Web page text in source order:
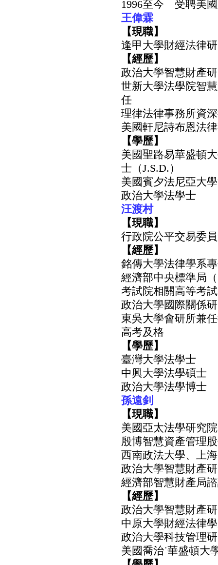
1996至今 受聘美
王偉霖
【現職】
逢甲大學財經法律
【經歷】
政治大學智慧財產
世新大學法學院智
任
理律法律事務所資
美國軒尼詩布恩法
【學歷】
美國聖路易華盛頓
士（J.S.D.）
美國賓夕法尼亞大
政治大學法學士
汪渡村
【現職】
行政院公平交易委
【經歷】
銘傳大學法律學系
經濟部中央標準局
考試院相關高等考
政治大學國際關係
東吳大學會研所兼
高考及格
【學歷】
臺灣大學法學士
中興大學法學碩士
政治大學法學博士
孫遠釗
【現職】
美國亞太法學研究
殷博智慧資產管理
西南政法大學、上
政治大學智慧財產
經濟部智慧財產局
【經歷】
政治大學智慧財產
中原大學財經法律
政治大學科技管理
美國喬治˙華盛頓大